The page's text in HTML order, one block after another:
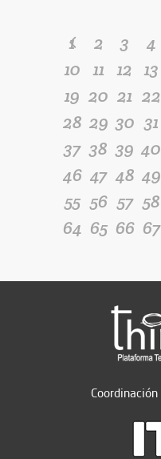
1 2 3 4
10 11 12 13
19 20 21 22
28 29 30 31
37 38 39 40
46 47 48 49
55 56 57 58
64 65 66 67